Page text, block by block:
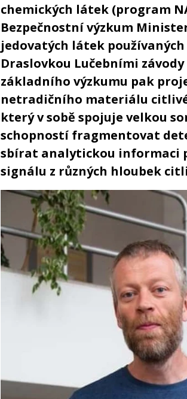
chemických látek (program
Bezpečnostní výzkum
jedovatých látek
Draslovkou Lučebními
základního výzkumu pak
netradičního materiálu
který v sobě spojuje velkou
schopností fragmentovat
sbírat analytickou informaci
signálu z různých hloubek